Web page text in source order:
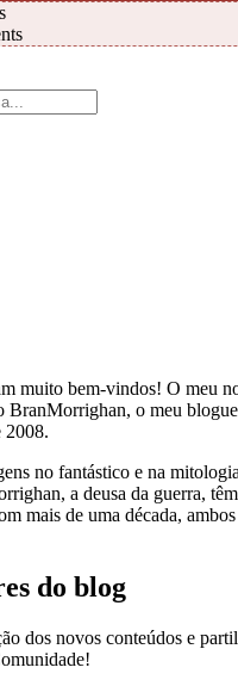
muito bem-vindos! O meu
BranMorrighan, o meu
2008.
no fantástico e na
a deusa da guerra,
mais de uma década,
do blog
dos novos conteúdos e